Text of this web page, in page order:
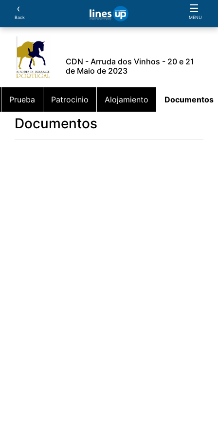
‹
Back
☰
MENU
CDN - Arruda dos Vinhos - 20 e 21
de Maio de 2023
Prueba Patrocinio Alojamiento Documentos
Documentos